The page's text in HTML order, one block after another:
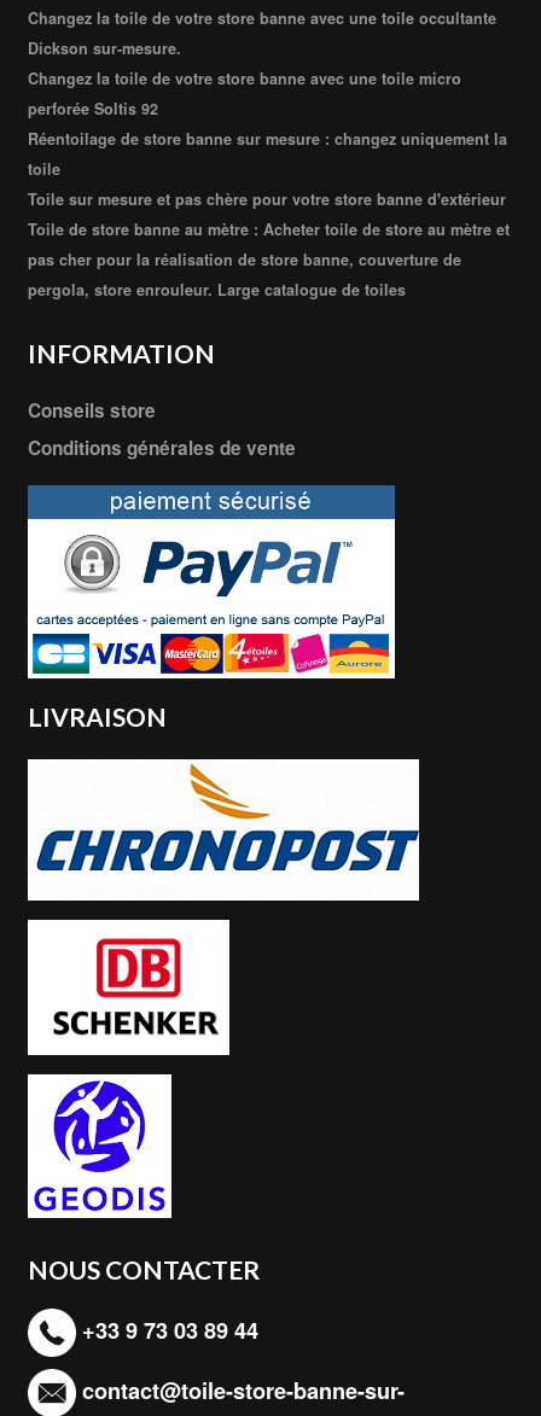
Changez la toile de votre store banne avec une toile occultante
Dickson sur-mesure.
Changez la toile de votre store banne avec une toile micro
perforée Soltis 92
Réentoilage de store banne sur mesure : changez uniquement la
toile
Toile sur mesure et pas chère pour votre store banne d'extérieur
Toile de store banne au mètre : Acheter toile de store au mètre et
pas cher pour la réalisation de store banne, couverture de
pergola, store enrouleur. Large catalogue de toiles
INFORMATION
Conseils store
Conditions générales de vente
LIVRAISON
NOUS CONTACTER
+33 9 73 03 89 44
contact@toile-store-banne-sur-